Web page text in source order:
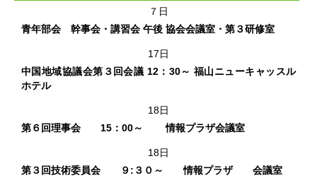
７日
青年部会 幹事会・講習会 午後 協会会議室・第３研修室
17日
中国地域協議会第３回会議 12：30～ 福山ニューキャッスル
ホテル
18日
第６回理事会 15：00～ 情報プラザ会議室
18日
第３回技術委員会 ９:３０～ 情報プラザ 会議室